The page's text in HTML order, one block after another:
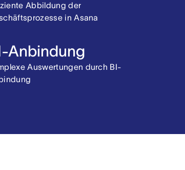
Abbildung der
in Asana
Anbindung
Auswertungen durch BI-